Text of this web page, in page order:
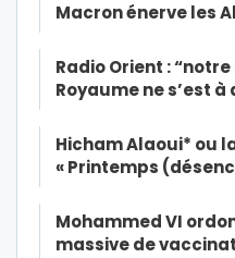
Macron énerve les
Radio Orient :
Royaume ne s’est
Hicham Alaoui* ou
« Printemps
Mohammed VI
massive de